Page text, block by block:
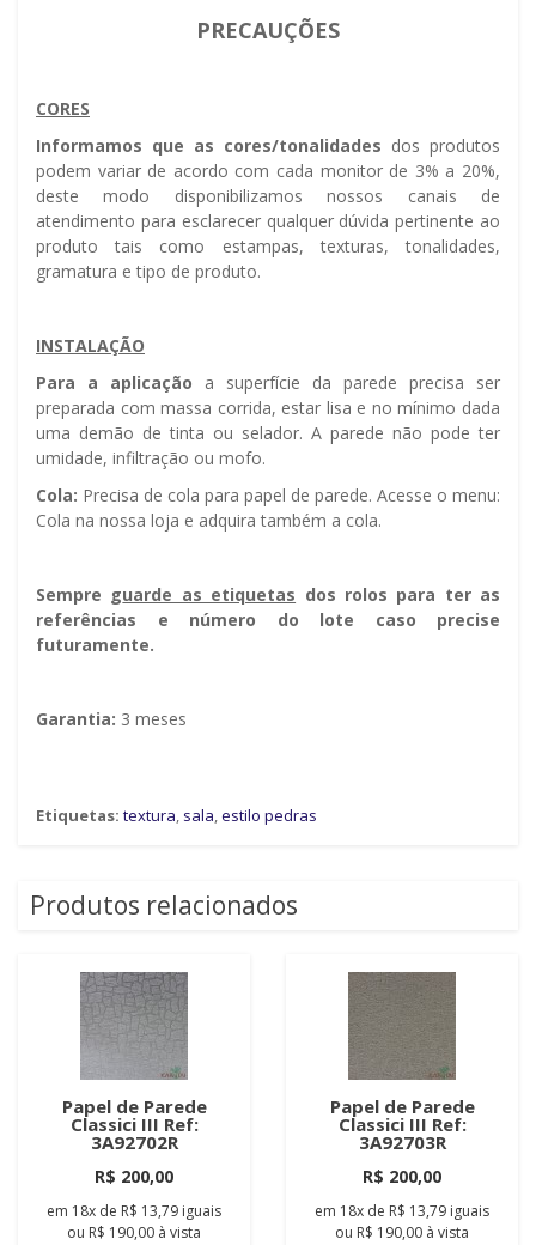
PRECAUÇÕES
CORES
Informamos que as cores/tonalidades dos produtos
podem variar de acordo com cada monitor de 3% a 20%,
deste modo disponibilizamos nossos canais de
atendimento para esclarecer qualquer dúvida pertinente ao
produto tais como estampas, texturas, tonalidades,
gramatura e tipo de produto.
INSTALAÇÃO
Para a aplicação a superfície da parede precisa ser
preparada com massa corrida, estar lisa e no mínimo dada
uma demão de tinta ou selador. A parede não pode ter
umidade, infiltração ou mofo.
Cola: Precisa de cola para papel de parede. Acesse o menu:
Cola na nossa loja e adquira também a cola.
Sempre guarde as etiquetas dos rolos para ter as
referências e número do lote caso precise
futuramente.
Garantia: 3 meses
Etiquetas: textura, sala,estilo pedras
Produtos relacionados
Papel de Parede
Classici III Ref:
3A92702R
R$ 200,00
em 18x de R$ 13,79 iguais
ou R$ 190,00 à vista
Papel de Parede
Classici III Ref:
3A92703R
R$ 200,00
em 18x de R$ 13,79 iguais
ou R$ 190,00 à vista